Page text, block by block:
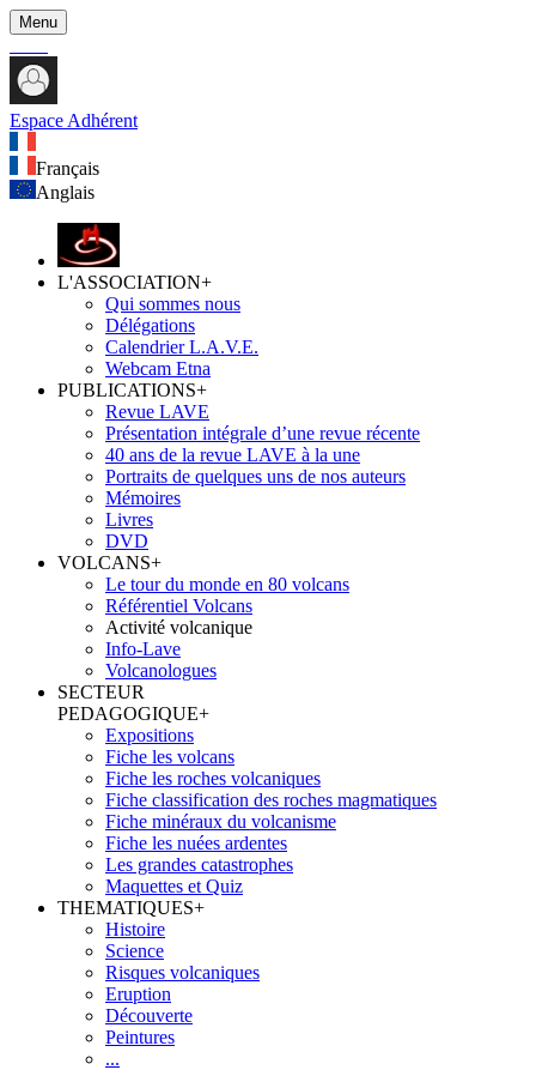
Menu
Espace Adhérent
Français
Anglais
L'ASSOCIATION+
Qui sommes nous
Délégations
Calendrier L.A.V.E.
Webcam Etna
PUBLICATIONS+
Revue LAVE
Présentation intégrale d’une revue récente
40 ans de la revue LAVE à la une
Portraits de quelques uns de nos auteurs
Mémoires
Livres
DVD
VOLCANS+
Le tour du monde en 80 volcans
Référentiel Volcans
Activité volcanique
Info-Lave
Volcanologues
SECTEUR
PEDAGOGIQUE+
Expositions
Fiche les volcans
Fiche les roches volcaniques
Fiche classification des roches magmatiques
Fiche minéraux du volcanisme
Fiche les nuées ardentes
Les grandes catastrophes
Maquettes et Quiz
THEMATIQUES+
Histoire
Science
Risques volcaniques
Eruption
Découverte
Peintures
...